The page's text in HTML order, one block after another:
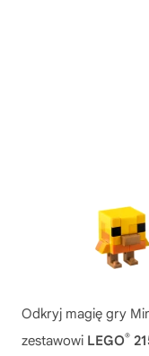
Odkryj magię gry
zestawowi LEGO®